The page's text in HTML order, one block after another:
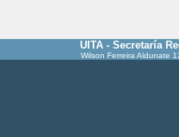
UITA - Secretaría
Wilson Ferreira Aldunate